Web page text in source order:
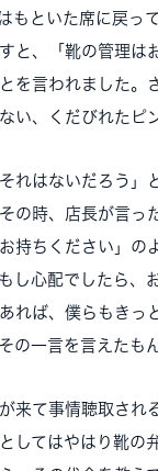
もといた席に戻っ
と、「靴の管理は
を言われました
い、くだびれたピ
それはないだろう
の時、店長が言っ
持ちください」の
し心配でしたら、
れば、僕らもきっ
の一言を言えたも
来て事情聴取され
してはやはり靴の